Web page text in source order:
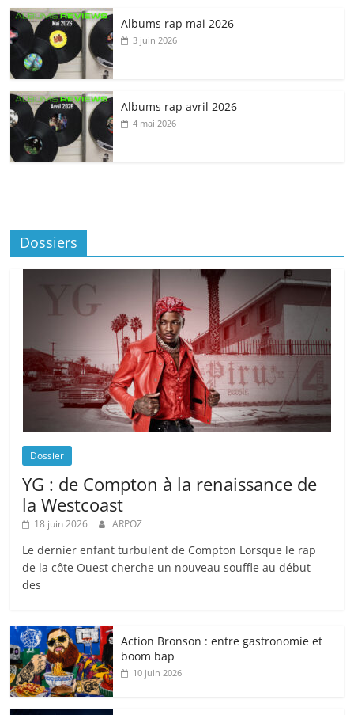
Albums rap mai 2026
3 juin 2026
Albums rap avril 2026
4 mai 2026
Dossiers
Dossier
YG : de Compton à la renaissance de
la Westcoast
18 juin 2026 ARPOZ
Le dernier enfant turbulent de Compton Lorsque le rap
de la côte Ouest cherche un nouveau souffle au début
des
Action Bronson : entre gastronomie et
boom bap
10 juin 2026